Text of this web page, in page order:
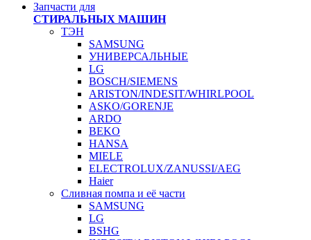
Запчасти для
СТИРАЛЬНЫХ МАШИН
ТЭН
SAMSUNG
УНИВЕРСАЛЬНЫЕ
LG
BOSCH/SIEMENS
ARISTON/INDESIT/WHIRLPOOL
ASKO/GORENJE
ARDO
BEKO
HANSA
MIELE
ELECTROLUX/ZANUSSI/AEG
Haier
Сливная помпа и её части
SAMSUNG
LG
BSHG